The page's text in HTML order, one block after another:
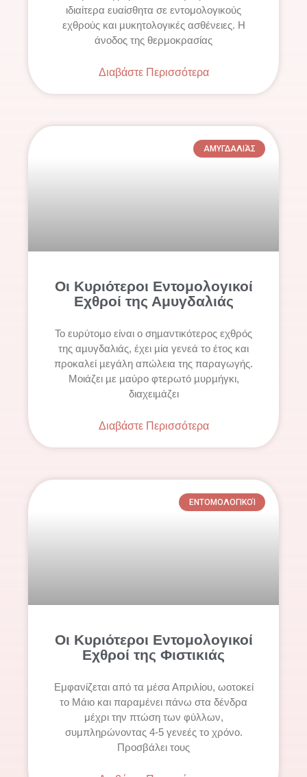
ιδιαίτερα ευαίσθητα σε εντομολογικούς
εχθρούς και μυκητολογικές ασθένειες. Η
άνοδος της θερμοκρασίας
Διαβάστε Περισσότερα
ΑΜΥΓΔΑΛΙΆΣ
Οι Κυριότεροι Εντομολογικοί
Εχθροί της Αμυγδαλιάς
Το ευρύτοµο είναι ο σηµαντικότερος εχθρός
της αµυγδαλιάς, έχει µία γενεά το έτος και
προκαλεί µεγάλη απώλεια της παραγωγής.
Μοιάζει µε µαύρο φτερωτό µυρµήγκι,
διαχειµάζει
Διαβάστε Περισσότερα
ΕΝΤΟΜΟΛΟΓΙΚΟΊ
Οι Κυριότεροι Εντομολογικοί
Εχθροί της Φιστικιάς
Εμφανίζεται από τα μέσα Απριλίου, ωοτοκεί
το Μάιο και παραμένει πάνω στα δένδρα
μέχρι την πτώση των φύλλων,
συμπληρώνοντας 4-5 γενεές το χρόνο.
Προσβάλει τους